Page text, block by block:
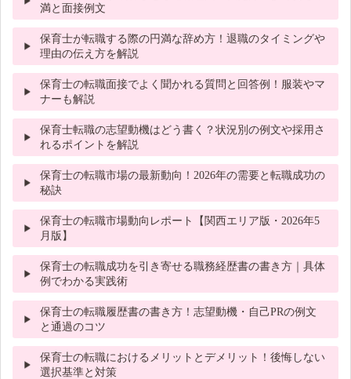
満と面接例文
保育士が転職する際の円満な辞め方！退職のタイミングや
理由の伝え方を解説
保育士の転職面接でよく聞かれる質問と回答例！服装やマ
ナーも解説
保育士転職の志望動機はどう書く？状況別の例文や採用さ
れるポイントを解説
保育士の転職市場の最新動向！2026年の需要と転職成功の
秘訣
保育士の転職市場動向レポート【関西エリア版・2026年5
月版】
保育士の転職成功を引き寄せる職務経歴書の書き方｜具体
例でわかる実践術
保育士の転職履歴書の書き方！志望動機・自己PRの例文
と通過のコツ
保育士の転職におけるメリットとデメリット！後悔しない
選択基準と対策